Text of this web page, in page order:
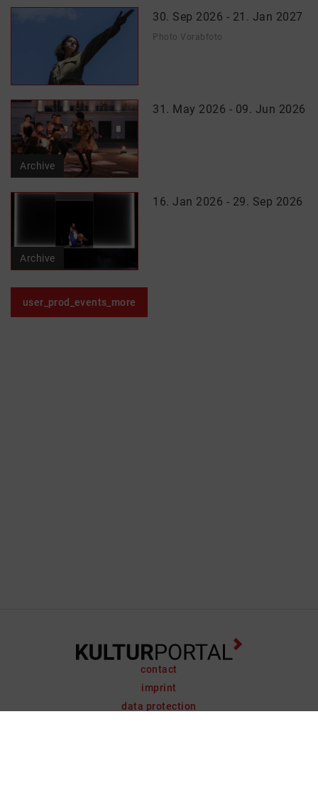
30. Sep 2026 - 21. Jan 2027
Photo Vorabfoto
Archive
31. May 2026 - 09. Jun 2026
Archive
16. Jan 2026 - 29. Sep 2026
user_prod_events_more
contact
imprint
data protection